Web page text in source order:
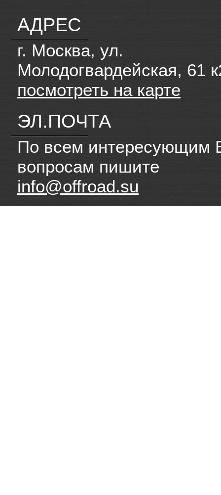
АДРЕС
г. Москва, ул.
Молодогвардейская, 61
посмотреть на карте
ЭЛ.ПОЧТА
По всем интересующим
вопросам пишите
info@offroad.su